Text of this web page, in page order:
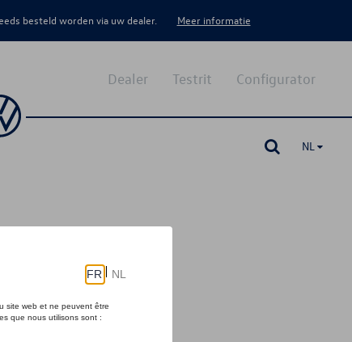
besteld worden via uw dealer. Meer informatie
Configurator
Testrit
Dealer
NL